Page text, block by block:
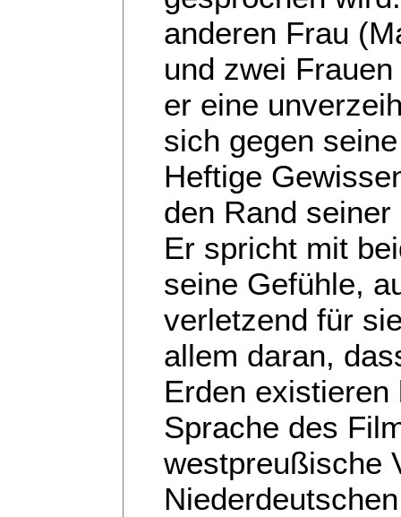
anderen Frau
und zwei
er eine
sich gegen
Heftige
den Rand
Er spricht mit
seine Gefühle,
verletzend für
allem daran,
Erden
Sprache des
westpreußische